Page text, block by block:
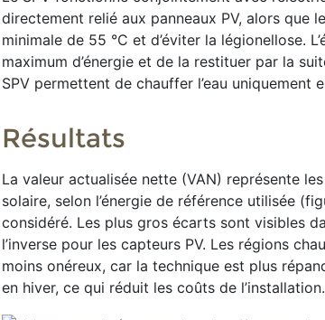
directement relié aux panneaux PV, alors que
minimale de 55 °C et d’éviter la légionellose.
maximum d’énergie et de la restituer par la
SPV permettent de chauffer l’eau uniquement
Résultats
La valeur actualisée nette (VAN) représente
solaire, selon l’énergie de référence utilisée
considéré. Les plus gros écarts sont visibles
l’inverse pour les capteurs PV. Les régions
moins onéreux, car la technique est plus
en hiver, ce qui réduit les coûts de l’installation.